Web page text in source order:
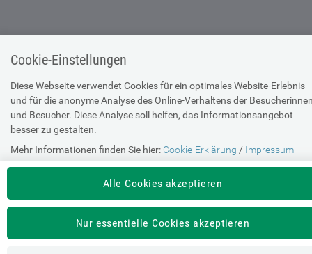
Cookie-Einstellungen
Diese Webseite verwendet Cookies für ein optimales Website-Erlebnis
und für die anonyme Analyse des Online-Verhaltens der
und Besucher. Diese Analyse soll helfen, das Informationsangebot
besser zu gestalten.
Mehr Informationen finden Sie hier: Cookie-Erklärung / Impressum
Alle Cookies akzeptieren
Nur essentielle Cookies akzeptieren
Ansprechpartner
Feedback
ÜBER UNS
Impressum
Sitemap